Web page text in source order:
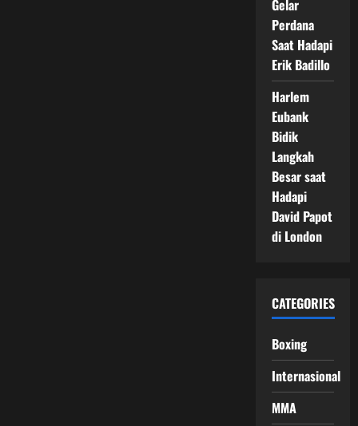
Gelar
Perdana
Saat Hadapi
Erik Badillo
Harlem
Eubank
Bidik
Langkah
Besar saat
Hadapi
David Papot
di London
CATEGORIES
Boxing
Internasional
MMA